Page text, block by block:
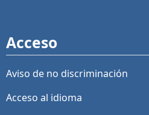
Acceso
Aviso de no discriminación
Acceso al idioma